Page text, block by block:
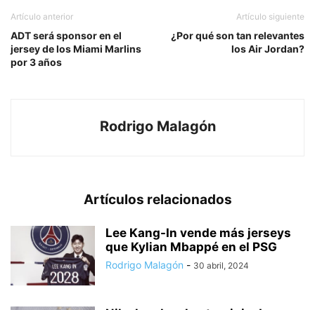
Artículo anterior
ADT será sponsor en el
jersey de los Miami Marlins
por 3 años
Artículo siguiente
¿Por qué son tan relevantes
los Air Jordan?
Rodrigo Malagón
Artículos relacionados
Lee Kang-In vende más jerseys
que Kylian Mbappé en el PSG
Rodrigo Malagón - 30 abril, 2024